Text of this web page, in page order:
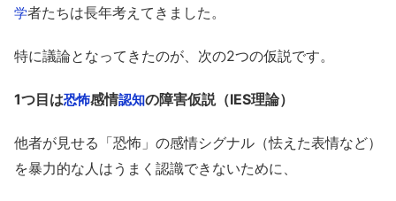
学者たちは長年考えてきました。
特に議論となってきたのが、次の2つの仮説です。
1つ目は恐怖感情認知の障害仮説（IES理論）
他者が見せる「恐怖」の感情シグナル（怯えた表情など）
を暴力的な人はうまく認識できないために、